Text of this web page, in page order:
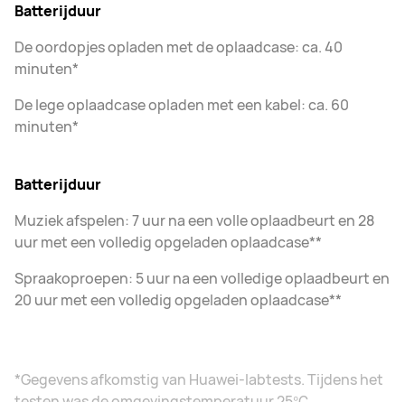
Batterijduur
De oordopjes opladen met de oplaadcase: ca. 40
minuten*
De lege oplaadcase opladen met een kabel: ca. 60
minuten*
Batterijduur
Muziek afspelen: 7 uur na een volle oplaadbeurt en 28
uur met een volledig opgeladen oplaadcase**
Spraakoproepen: 5 uur na een volledige oplaadbeurt en
20 uur met een volledig opgeladen oplaadcase**
*Gegevens afkomstig van Huawei-labtests. Tijdens het